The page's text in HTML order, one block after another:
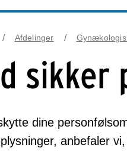
Afdelinger
sikker
dine
anbefaler